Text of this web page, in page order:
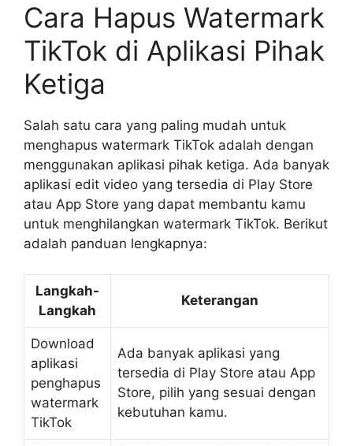
Cara Hapus Watermark
TikTok di Aplikasi Pihak
Ketiga
Salah satu cara yang paling mudah untuk
menghapus watermark TikTok adalah dengan
menggunakan aplikasi pihak ketiga. Ada banyak
aplikasi edit video yang tersedia di Play Store
atau App Store yang dapat membantu kamu
untuk menghilangkan watermark TikTok. Berikut
adalah panduan lengkapnya:
Langkah-
Langkah
Keterangan
Download
aplikasi
penghapus
watermark
TikTok
Ada banyak aplikasi yang
tersedia di Play Store atau App
Store, pilih yang sesuai dengan
kebutuhan kamu.